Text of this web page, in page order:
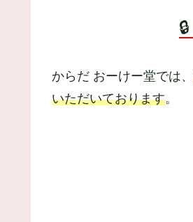
🔒
からだ おーけー堂では、
いただいております。